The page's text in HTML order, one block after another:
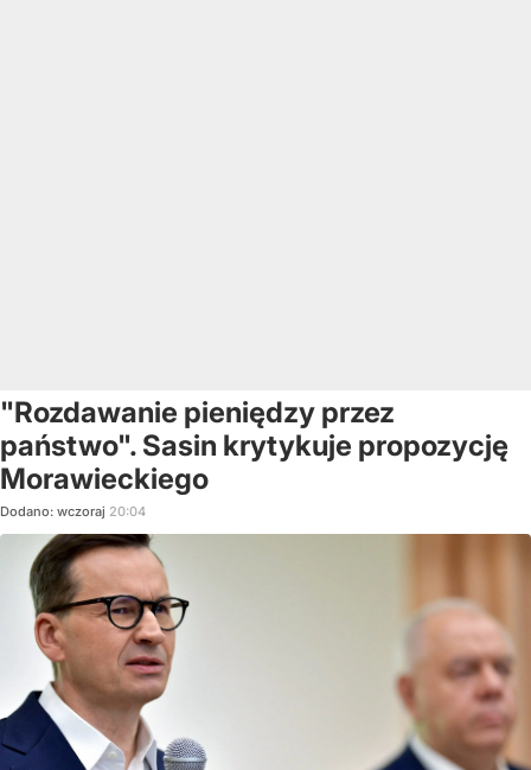
"Rozdawanie pieniędzy przez
państwo". Sasin krytykuje propozycję
Morawieckiego
Dodano: wczoraj 20:04